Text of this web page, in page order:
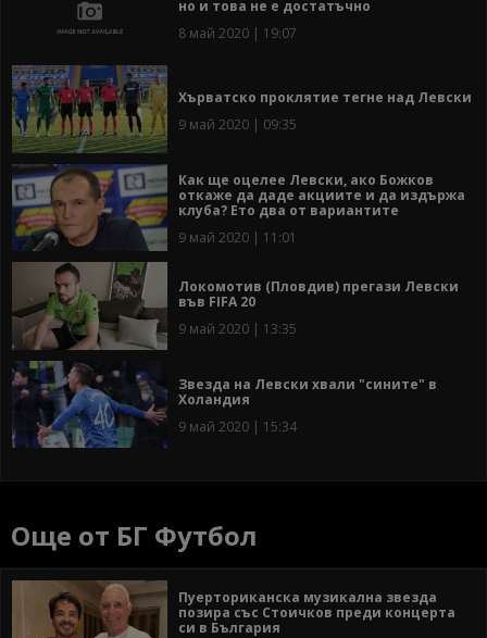
но и това не е достатъчно
8 май 2020 | 19:07
Хърватско проклятие тегне над Левски
9 май 2020 | 09:35
Как ще оцелее Левски, ако Божков
откаже да даде акциите и да издържа
клуба? Ето два от вариантите
9 май 2020 | 11:01
Локомотив (Пловдив) прегази Левски
във FIFA 20
9 май 2020 | 13:35
Звезда на Левски хвали "сините" в
Холандия
9 май 2020 | 15:34
Още от БГ Футбол
Пуерториканска музикална звезда
позира със Стоичков преди концерта
си в България